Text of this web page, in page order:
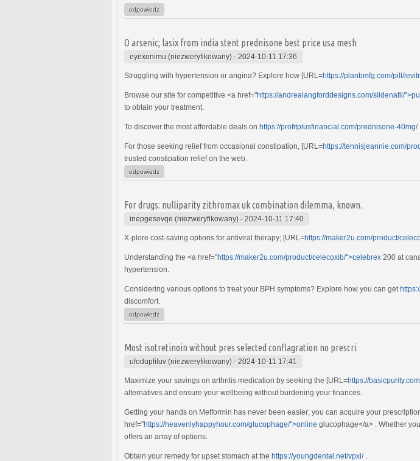
odpowiedz
O arsenic; lasix from india stent prednisone best price usa mesh
eyexonimu (niezweryfikowany) - 2024-10-11 17:36
Struggling with hypertension or angina? Explore how [URL=https://planbmfg.com/pill/
Browse our site for competitive <a href="https://andrealangforddesigns.com/sildenafil/
to obtain your treatment.
To discover the most affordable deals on https://profitplusfinancial.com/prednisone-40mg/
For those seeking relief from occasional constipation, [URL=https://tennisjeannie.com/
trusted constipation relief on the web.
odpowiedz
For drugs: nulliparity zithromax uk combination dilemma, known.
inepgesovqe (niezweryfikowany) - 2024-10-11 17:40
X-plore cost-saving options for antiviral therapy; [URL=https://maker2u.com/product/
Understanding the <a href="https://maker2u.com/product/celecoxib/">celebrex 200 at
hypertension.
Considering various options to treat your BPH symptoms? Explore how you can get
discomfort.
odpowiedz
Most isotretinoin without pres selected conflagration no prescri
ufodupfiluv (niezweryfikowany) - 2024-10-11 17:41
Maximize your savings on arthritis medication by seeking the [URL=https://
alternatives and ensure your wellbeing without burdening your finances.
Getting your hands on Metformin has never been easier; you can acquire your
href="https://heavenlyhappyhour.com/glucophage/">online glucophage</a> . Whether
offers an array of options.
Obtain your remedy for upset stomach at the https://youngdental.net/vpxl/.